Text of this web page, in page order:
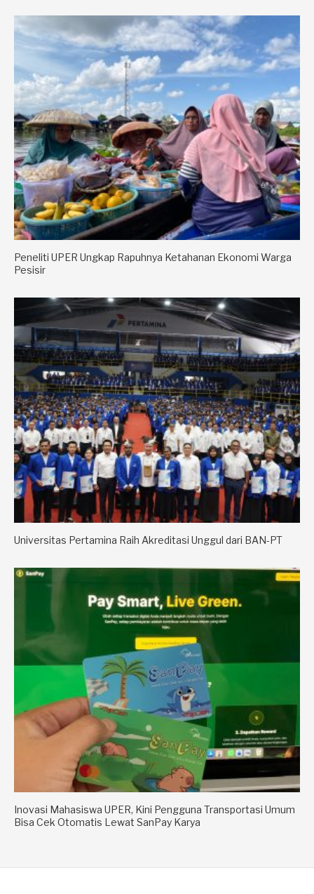
Peneliti UPER Ungkap Rapuhnya Ketahanan Ekonomi Warga
Pesisir
Universitas Pertamina Raih Akreditasi Unggul dari BAN-PT
Inovasi Mahasiswa UPER, Kini Pengguna Transportasi Umum
Bisa Cek Otomatis Lewat SanPay Karya